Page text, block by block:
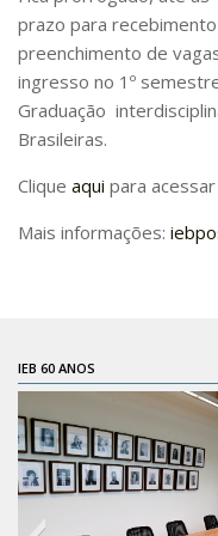
Pós-
Pesquisador
Iniciação
GIP
Pró-Reitoria
Criação de
Isenção
Comissões
prazo para
preenchimento de
ingresso no 1º
Graduação
Brasileiras.
Clique aqui para
Mais informações:
IEB 60 ANOS